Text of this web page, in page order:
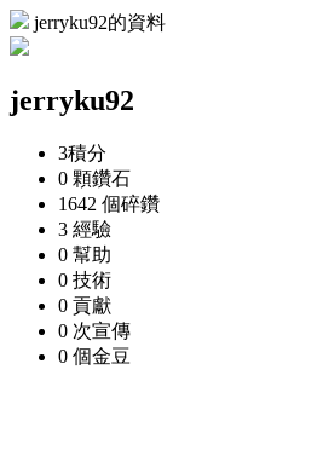
jerryku92的資料
jerryku92
3積分
0 顆鑽石
1642 個碎鑽
3 經驗
0 幫助
0 技術
0 貢獻
0 次宣傳
0 個金豆